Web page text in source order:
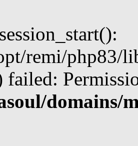
remi/php83/
failed:
domains/